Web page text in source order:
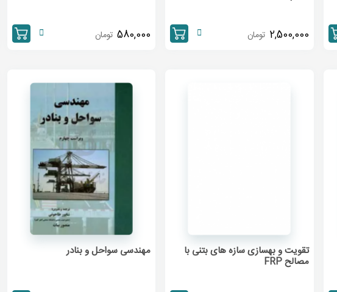
2,500,000 تومان 580,000 تومان
تقویت و بهسازی سازه های بتنی با
مصالح FRP
مهندسی سواحل و بنادر